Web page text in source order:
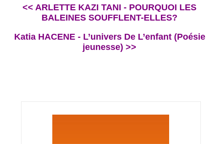
<< ARLETTE KAZI TANI - POURQUOI LES
BALEINES SOUFFLENT-ELLES?
Katia HACENE - L’univers De L’enfant (Poésie
jeunesse) >>